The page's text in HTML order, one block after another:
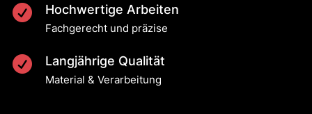
 Hochwertige Arbeiten
Fachgerecht und präzise
 Langjährige Qualität
Material & Verarbeitung